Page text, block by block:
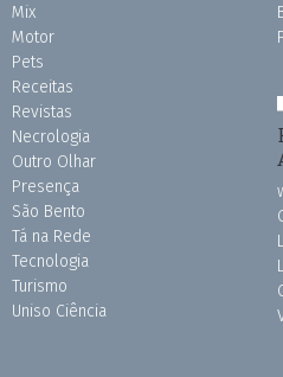
Mix
Motor
Pets
Receitas
Revistas
Necrologia
Outro Olhar
Presença
São Bento
Tá na Rede
Tecnologia
Turismo
Uniso Ciência